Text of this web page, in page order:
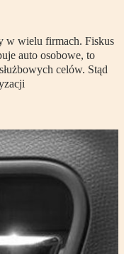
w wielu firmach. Fiskus
auto osobowe, to
celów. Stąd